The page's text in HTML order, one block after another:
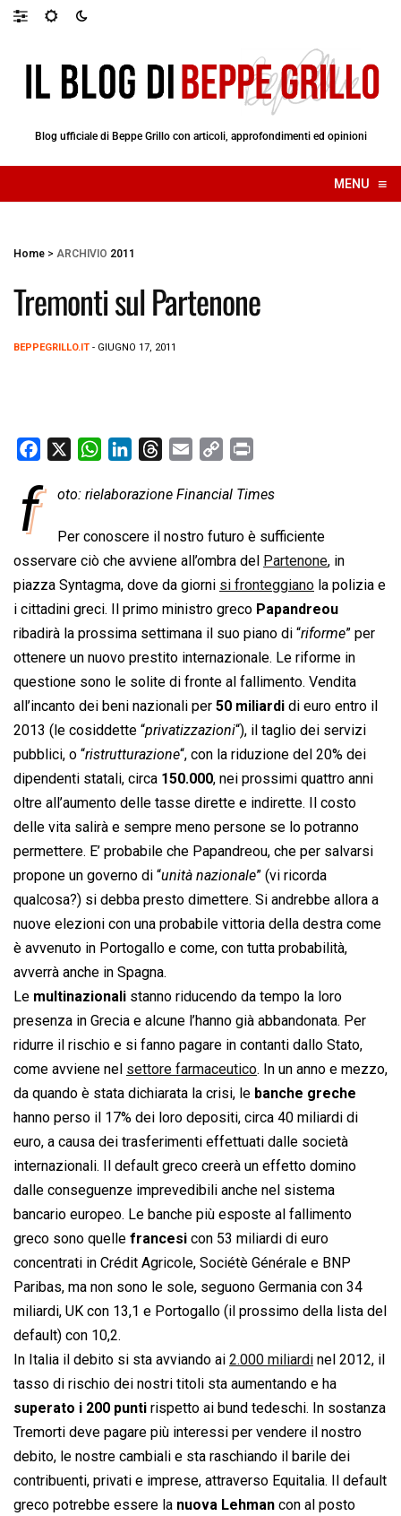
Blog ufficiale di Beppe Grillo con articoli, approfondimenti ed opinioni
MENU ≡
☰
Home > ARCHIVIO 2011
Tremonti sul Partenone
BEPPEGRILLO.IT - GIUGNO 17, 2011
c
o
o
k
W
a
s
A
p
p
n
e
d
I
n
r
a
d
s
a
l
p
L
i
n
k
i
t
f oto: rielaborazione Financial Times
Per conoscere il nostro futuro è sufficiente
osservare ciò che avviene all’ombra del Partenone, in
piazza Syntagma, dove da giorni si fronteggiano la polizia e
i cittadini greci. Il primo ministro greco Papandreou
ribadirà la prossima settimana il suo piano di “riforme” per
ottenere un nuovo prestito internazionale. Le riforme in
questione sono le solite di fronte al fallimento. Vendita
all’incanto dei beni nazionali per 50 miliardi di euro entro il
2013 (le cosiddette “privatizzazioni“), il taglio dei servizi
pubblici, o “ristrutturazione“, con la riduzione del 20% dei
dipendenti statali, circa 150.000, nei prossimi quattro anni
oltre all’aumento delle tasse dirette e indirette. Il costo
delle vita salirà e sempre meno persone se lo potranno
permettere. E’ probabile che Papandreou, che per salvarsi
propone un governo di “unità nazionale” (vi ricorda
qualcosa?) si debba presto dimettere. Si andrebbe allora a
nuove elezioni con una probabile vittoria della destra come
è avvenuto in Portogallo e come, con tutta probabilità,
avverrà anche in Spagna.
Le multinazionali stanno riducendo da tempo la loro
presenza in Grecia e alcune l’hanno già abbandonata. Per
ridurre il rischio e si fanno pagare in contanti dallo Stato,
come avviene nel settore farmaceutico. In un anno e mezzo,
da quando è stata dichiarata la crisi, le banche greche
hanno perso il 17% dei loro depositi, circa 40 miliardi di
euro, a causa dei trasferimenti effettuati dalle società
internazionali. Il default greco creerà un effetto domino
dalle conseguenze imprevedibili anche nel sistema
bancario europeo. Le banche più esposte al fallimento
greco sono quelle francesi con 53 miliardi di euro
concentrati in Crédit Agricole, Sociétè Générale e BNP
Paribas, ma non sono le sole, seguono Germania con 34
miliardi, UK con 13,1 e Portogallo (il prossimo della lista del
default) con 10,2.
In Italia il debito si sta avviando ai 2.000 miliardi nel 2012, il
tasso di rischio dei nostri titoli sta aumentando e ha
superato i 200 punti rispetto ai bund tedeschi. In sostanza
Tremorti deve pagare più interessi per vendere il nostro
debito, le nostre cambiali e sta raschiando il barile dei
contribuenti, privati e imprese, attraverso Equitalia. Il default
greco potrebbe essere la nuova Lehman con al posto